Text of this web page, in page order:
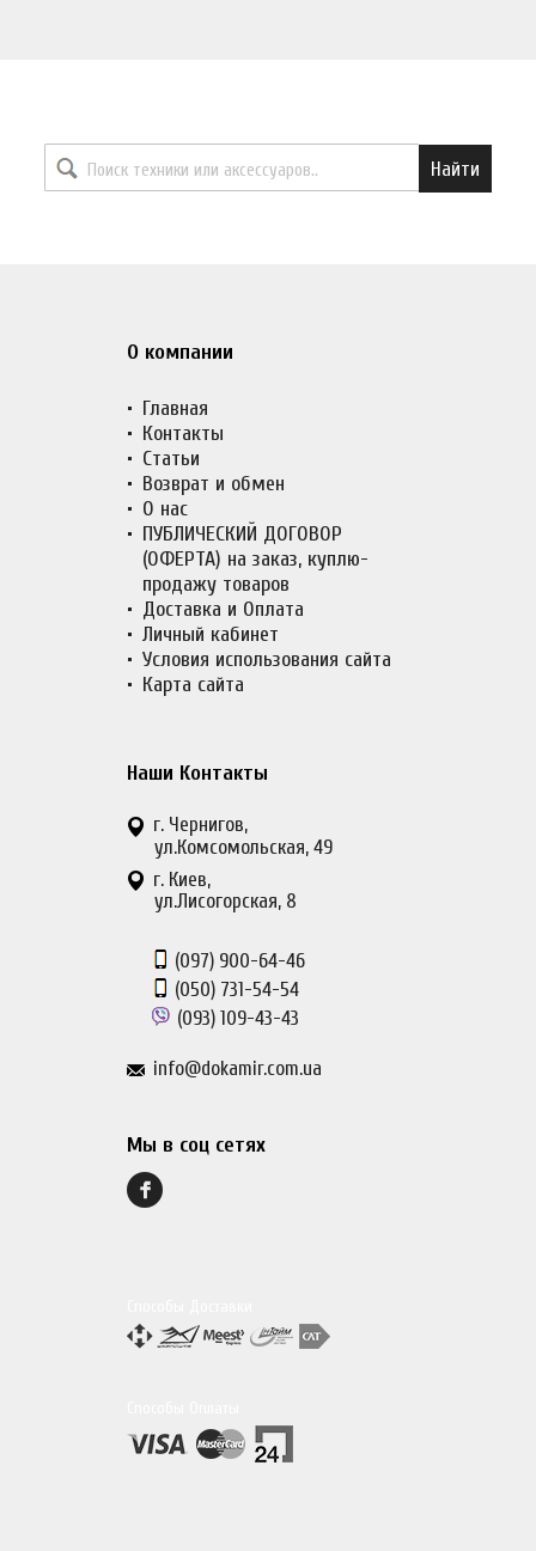
Найти
О компании
Главная
Контакты
Статьи
Возврат и обмен
О нас
ПУБЛИЧЕСКИЙ ДОГОВОР
(ОФЕРТА) на заказ, куплю-
продажу товаров
Доставка и Оплата
Личный кабинет
Условия использования сайта
Карта сайта
Наши Контакты
г. Чернигов,
ул.Комсомольская, 49
г. Киев,
ул.Лисогорская, 8
(097) 900-64-46
(050) 731-54-54
(093) 109-43-43
info@dokamir.com.ua
Мы в соц сетях